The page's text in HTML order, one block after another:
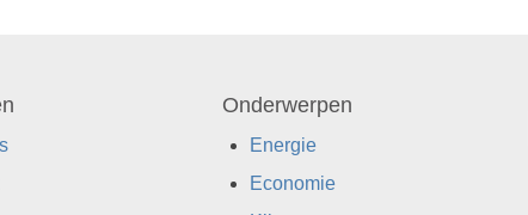
Onderwerpen
Energie
Economie